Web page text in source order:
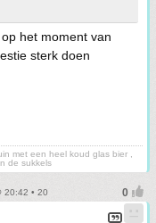
het moment van
sterk doen
met een heel koud glas bier ,
de sukkels
20:42 • 20